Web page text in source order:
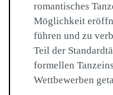
romantisches
Möglichkeit
führen und zu
Teil der
formellen
Wettbewerben